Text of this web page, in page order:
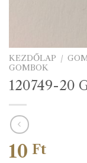
KEZDŐLAP /
GOMBOK
120749-20
10 Ft